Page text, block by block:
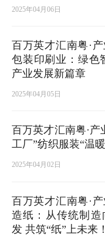
2025年04月06日
百万英才汇南粤·
包装印刷业：绿色
产业发展新篇章
2025年04月05日
百万英才汇南粤·
工厂”纺织服装“温
2025年04月02日
百万英才汇南粤·
造纸：从传统制
发 共筑“纸”上未来！